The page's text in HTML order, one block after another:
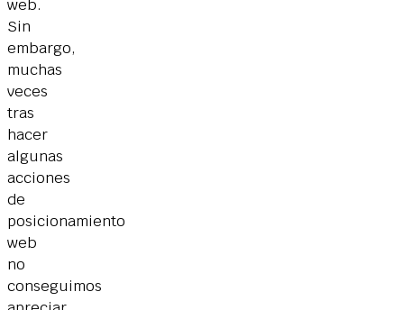
web.
Sin
embargo,
muchas
veces
tras
hacer
algunas
acciones
de
posicionamiento
web
no
conseguimos